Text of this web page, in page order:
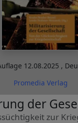
12.08.2025 ,
Promedia Verlag
der
zur